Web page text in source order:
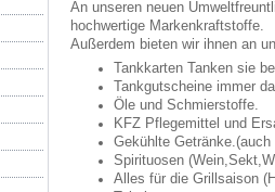
An unseren neuen
hochwertige Markenkraftstoffe.
Außerdem bieten wir ihnen an
Tankkarten Tanken sie
Tankgutscheine immer
Öle und Schmierstoffe.
KFZ Pflegemittel und
Gekühlte
Spirituosen
Alles für die Grillsaison